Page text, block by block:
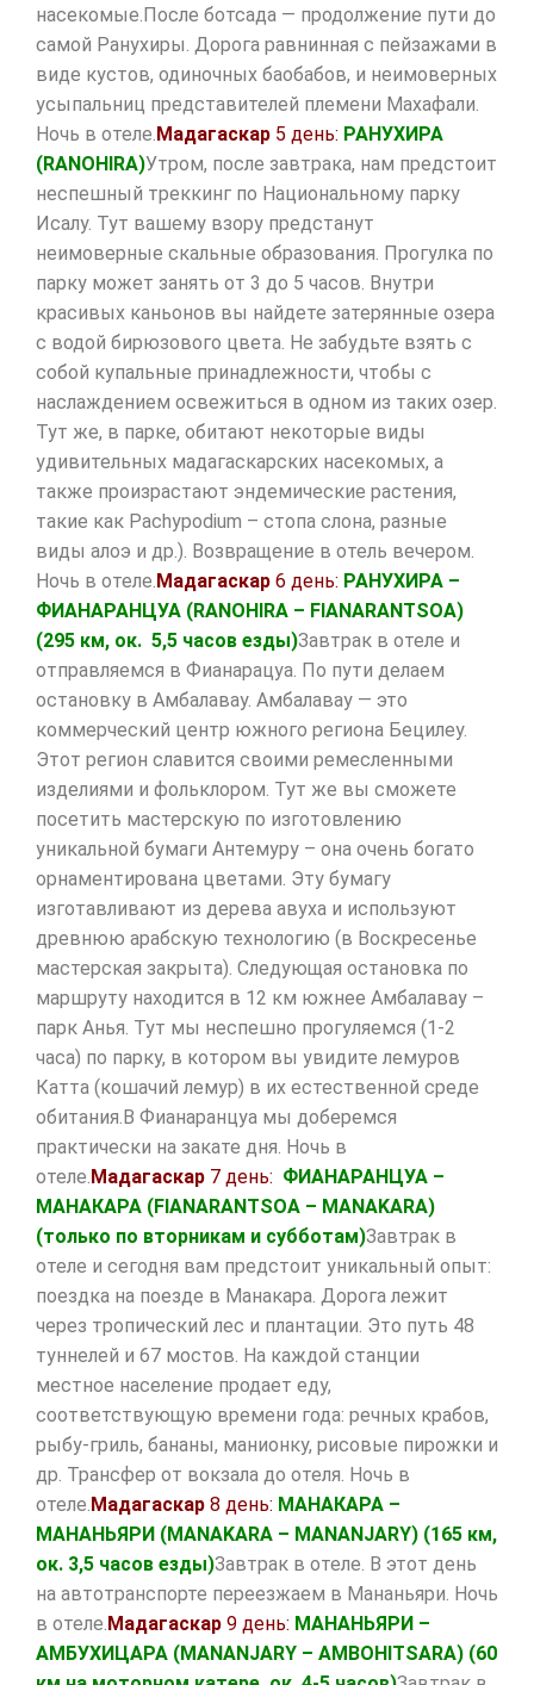
насекомые.После ботсада — продолжение пути до
самой Ранухиры. Дорога равнинная с пейзажами в
виде кустов, одиночных баобабов, и неимоверных
усыпальниц представителей племени Махафали.
Ночь в отеле. Мадагаскар 5 день: РАНУХИРА
(RANOHIRA)Утром, после завтрака, нам предстоит
неспешный треккинг по Национальному парку
Исалу. Тут вашему взору предстанут
неимоверные скальные образования. Прогулка по
парку может занять от 3 до 5 часов. Внутри
красивых каньонов вы найдете затерянные озера
с водой бирюзового цвета. Не забудьте взять с
собой купальные принадлежности, чтобы с
наслаждением освежиться в одном из таких озер.
Тут же, в парке, обитают некоторые виды
удивительных мадагаскарских насекомых, а
также произрастают эндемические растения,
такие как Pachypodium – стопа слона, разные
виды алоэ и др.). Возвращение в отель вечером.
Ночь в отеле. Мадагаскар 6 день: РАНУХИРА –
ФИАНАРАНЦУА (RANOHIRA – FIANARANTSOA)
(295 км, ок. 5,5 часов езды)Завтрак в отеле и
отправляемся в Фианарацуа. По пути делаем
остановку в Амбалавау. Амбалавау — это
коммерческий центр южного региона Бецилеу.
Этот регион славится своими ремесленными
изделиями и фольклором. Тут же вы сможете
посетить мастерскую по изготовлению
уникальной бумаги Антемуру – она очень богато
орнаментирована цветами. Эту бумагу
изготавливают из дерева авуха и используют
древнюю арабскую технологию (в Воскресенье
мастерская закрыта). Следующая остановка по
маршруту находится в 12 км южнее Амбалавау –
парк Анья. Тут мы неспешно прогуляемся (1-2
часа) по парку, в котором вы увидите лемуров
Катта (кошачий лемур) в их естественной среде
обитания.В Фианаранцуа мы доберемся
практически на закате дня. Ночь в
отеле. Мадагаскар 7 день: ФИАНАРАНЦУА –
МАНАКАРА (FIANARANTSOA – MANAKARA)
(только по вторникам и субботам)Завтрак в
отеле и сегодня вам предстоит уникальный опыт:
поездка на поезде в Манакара. Дорога лежит
через тропический лес и плантации. Это путь 48
туннелей и 67 мостов. На каждой станции
местное население продает еду,
соответствующую времени года: речных крабов,
рыбу-гриль, бананы, манионку, рисовые пирожки и
др. Трансфер от вокзала до отеля. Ночь в
отеле. Мадагаскар 8 день: МАНАКАРА –
МАНАНЬЯРИ (MANAKARA – MANANJARY) (165 км,
ок. 3,5 часов езды)Завтрак в отеле. В этот день
на автотранспорте переезжаем в Мананьяри. Ночь
в отеле. Мадагаскар 9 день: МАНАНЬЯРИ –
АМБУХИЦАРА (MANANJARY – AMBOHITSARA) (60